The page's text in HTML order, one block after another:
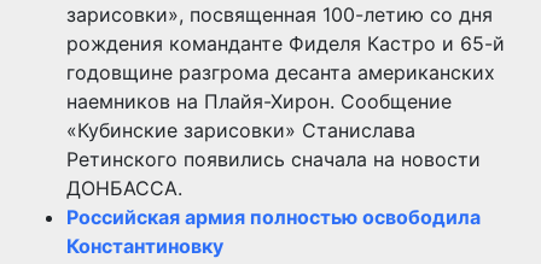
зарисовки», посвященная 100-летию со дня
рождения команданте Фиделя Кастро и 65-й
годовщине разгрома десанта американских
наемников на Плайя-Хирон. Сообщение
«Кубинские зарисовки» Станислава
Ретинского появились сначала на новости
ДОНБАССА.
Российская армия полностью освободила
Константиновку